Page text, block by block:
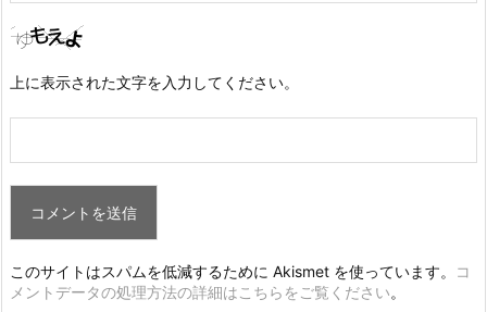
上に表示された文字を入力してください。
このサイトはスパムを低減するために Akismet を使っています。
コ
メントデータの処理方法の詳細はこちらをご覧ください。